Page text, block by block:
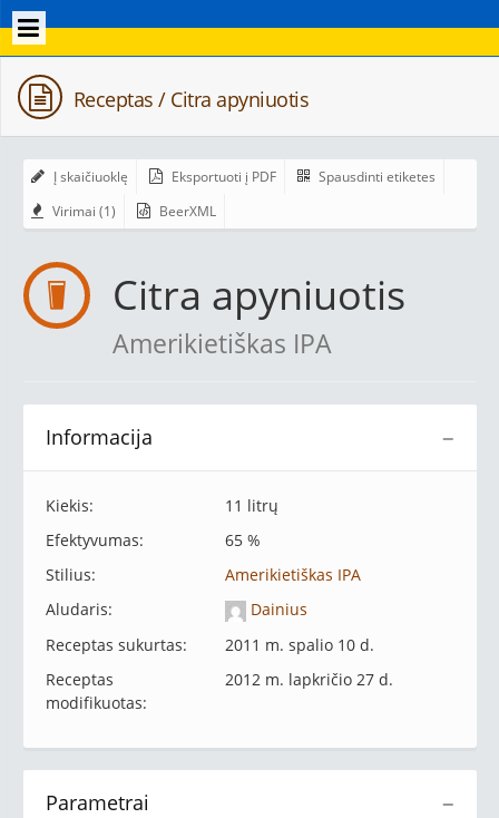
Receptas / Citra apyniuotis
Į skaičiuoklę Eksportuoti į PDF
Spausdinti etiketes
Virimai (1)
BeerXML
Citra apyniuotis
Amerikietiškas IPA
−
Informacija
Kiekis:
11 litrų
Efektyvumas:
65 %
Stilius:
Amerikietiškas IPA
Aludaris:
Dainius
Receptas sukurtas:
2011 m. spalio 10 d.
Receptas
modifikuotas:
2012 m. lapkričio 27 d.
−
Parametrai